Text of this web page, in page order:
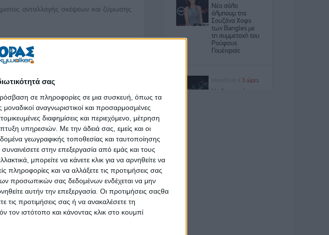
σας
σε πληροφορίες σε μια συσκευή, όπως τα
αναγνωριστικοί και προσαρμοσμένες
διαφημίσεις και περιεχόμενο, μέτρηση
υπηρεσιών. Με την άδειά σας, εμείς και οι
γεωγραφικής τοποθεσίας και ταυτοποίησης
στην επεξεργασία από εμάς και τους
μπορείτε να κάνετε κλικ για να αρνηθείτε να
και να αλλάξετε τις προτιμήσεις σας
προσωπικών σας δεδομένων ενδέχεται να μην
αυτήν την επεξεργασία. Οι προτιμήσεις σαςθα
τις προτιμήσεις σας ή να ανακαλέσετε τη
ιστότοπο και κάνοντας κλικ στο κουμπί
ανταλλαγής σκέψεων και ζύμωσης
στη βελτίωση των συνθηκών
τρόπο ώστε να επιτευχθεί η μέγιστη
προγράμματος αλλαγής όσο και στη
Τοπικής Δράσης (ΟΤΔ) σε κάθε περιοχή
πολιτιστικά χαρακτηριστικά των
Επιτροπής ήδη από το 1991,
αναπτυξιακές εταιρίες αποτέλεσαν
των πολιτών.
κοινωνίας των πολιτών. Εθελοντικές
δομές, όμιλοι προβληματισμού,
ζύμωσης, γνωριμίας των κατοίκων και
για αλληλοβοήθεια. Αυτά είναι και τα
και την επιτυχία μιας δομής